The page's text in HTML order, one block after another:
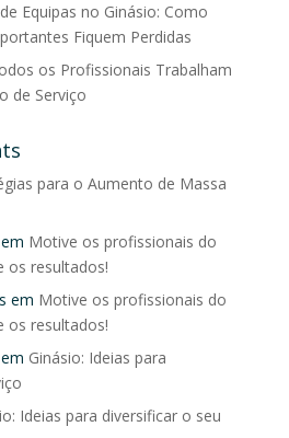
Equipas no Ginásio: Como
Fiquem Perdidas
os Profissionais Trabalham
de Serviço
para o Aumento de Massa
em Motive os profissionais do
os resultados!
em Motive os profissionais do
os resultados!
em Ginásio: Ideias para
Ideias para diversificar o seu